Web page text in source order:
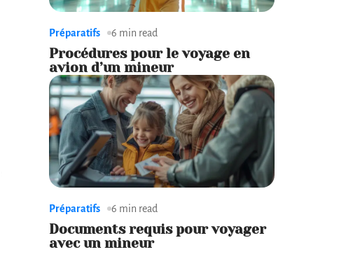
Préparatifs 6 min read
Procédures pour le voyage en
avion d’un mineur
Préparatifs 6 min read
Documents requis pour voyager
avec un mineur